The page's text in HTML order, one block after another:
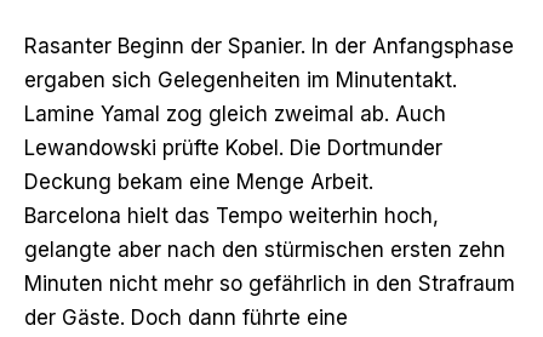
Rasanter Beginn der Spanier. In der Anfangsphase
ergaben sich Gelegenheiten im Minutentakt.
Lamine Yamal zog gleich zweimal ab. Auch
Lewandowski prüfte Kobel. Die Dortmunder
Deckung bekam eine Menge Arbeit.
Barcelona hielt das Tempo weiterhin hoch,
gelangte aber nach den stürmischen ersten zehn
Minuten nicht mehr so gefährlich in den Strafraum
der Gäste. Doch dann führte eine